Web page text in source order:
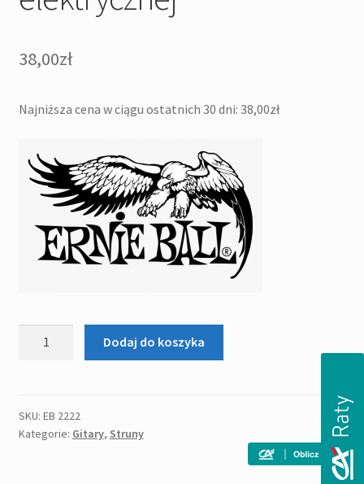
38,00zł
Najniższa cena w ciągu ostatnich 30 dni: 38,00zł
2222
komplet
Dodaj do koszyka
SKU: EB 2222
Kategorie: Gitary, Struny